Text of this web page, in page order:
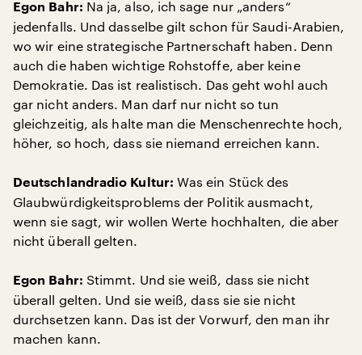
Egon Bahr: Na ja, also, ich sage nur „anders“
jedenfalls. Und dasselbe gilt schon für Saudi-Arabien,
wo wir eine strategische Partnerschaft haben. Denn
auch die haben wichtige Rohstoffe, aber keine
Demokratie. Das ist realistisch. Das geht wohl auch
gar nicht anders. Man darf nur nicht so tun
gleichzeitig, als halte man die Menschenrechte hoch,
höher, so hoch, dass sie niemand erreichen kann.
Deutschlandradio Kultur: Was ein Stück des
Glaubwürdigkeitsproblems der Politik ausmacht,
wenn sie sagt, wir wollen Werte hochhalten, die aber
nicht überall gelten.
Egon Bahr: Stimmt. Und sie weiß, dass sie nicht
überall gelten. Und sie weiß, dass sie sie nicht
durchsetzen kann. Das ist der Vorwurf, den man ihr
machen kann.